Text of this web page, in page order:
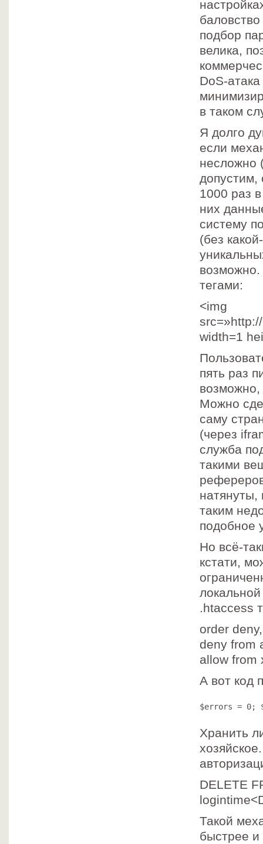
подбор
велика,
DoS-
в таком
Я долго
если
несложно
допустим,
1000 раз
них
систему
(без
тегами:
<img
width=1
пять раз
возможно,
Можно
саму
(через
служба
такими
натянуты,
таким
подобное
Но всё-
кстати,
.htaccess
order
deny from
allow from
А вот код
$errors = 0;
Хранить
DELETE
Такой
быстрее